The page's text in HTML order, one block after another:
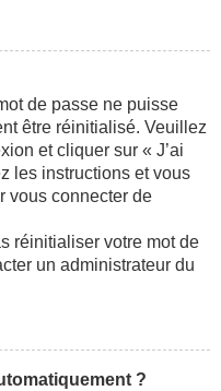
de passe ne puisse
être réinitialisé. Veuillez
et cliquer sur « J’ai
les instructions et vous
vous connecter de
réinitialiser votre mot de
un administrateur du
?